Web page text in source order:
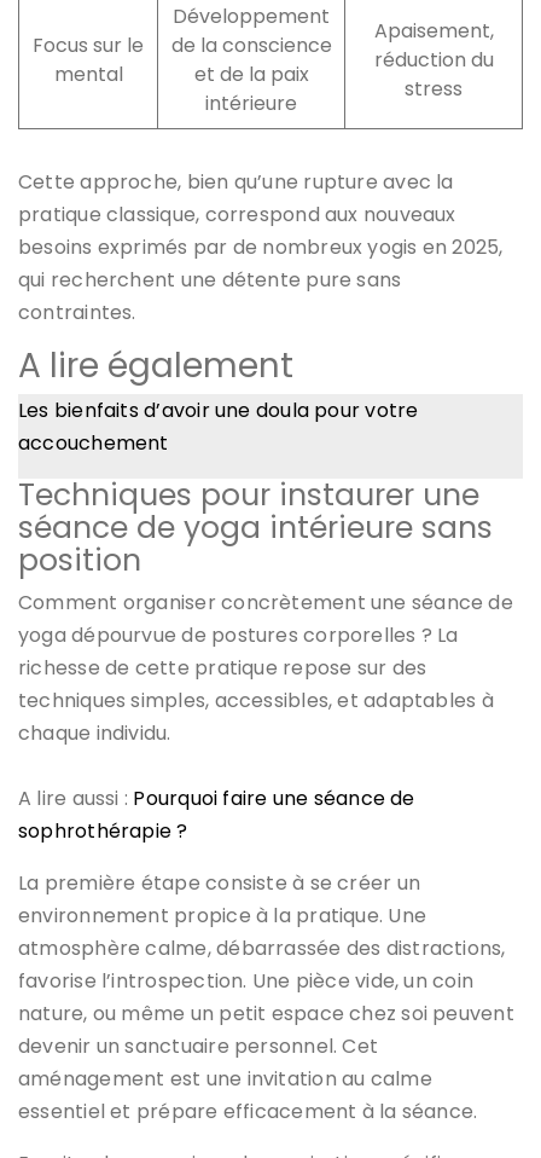
Focus sur le
mental
Développement
de la conscience
et de la paix
intérieure
Apaisement,
réduction du
stress
Cette approche, bien qu’une rupture avec la
pratique classique, correspond aux nouveaux
besoins exprimés par de nombreux yogis en 2025,
qui recherchent une détente pure sans
contraintes.
A lire également
Les bienfaits d’avoir une doula pour votre
accouchement
Techniques pour instaurer une
séance de yoga intérieure sans
position
Comment organiser concrètement une séance de
yoga dépourvue de postures corporelles ? La
richesse de cette pratique repose sur des
techniques simples, accessibles, et adaptables à
chaque individu.
A lire aussi : Pourquoi faire une séance de
sophrothérapie ?
La première étape consiste à se créer un
environnement propice à la pratique. Une
atmosphère calme, débarrassée des distractions,
favorise l’introspection. Une pièce vide, un coin
nature, ou même un petit espace chez soi peuvent
devenir un sanctuaire personnel. Cet
aménagement est une invitation au calme
essentiel et prépare efficacement à la séance.